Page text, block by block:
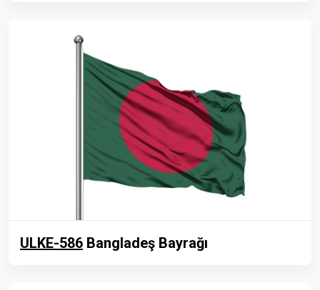
ULKE-586 Bangladeş Bayrağı